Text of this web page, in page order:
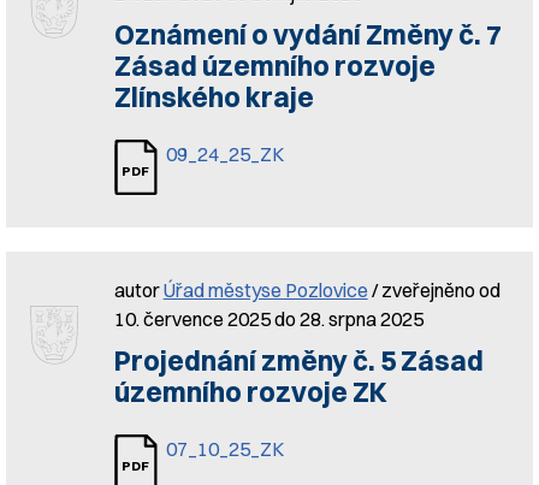
Oznámení o vydání Změny č. 7
Zásad územního rozvoje
Zlínského kraje
09_24_25_ZK
autorÚřad městyse Pozlovice / zveřejněno od
10. července 2025 do 28. srpna 2025
Projednání změny č. 5 Zásad
územního rozvoje ZK
07_10_25_ZK